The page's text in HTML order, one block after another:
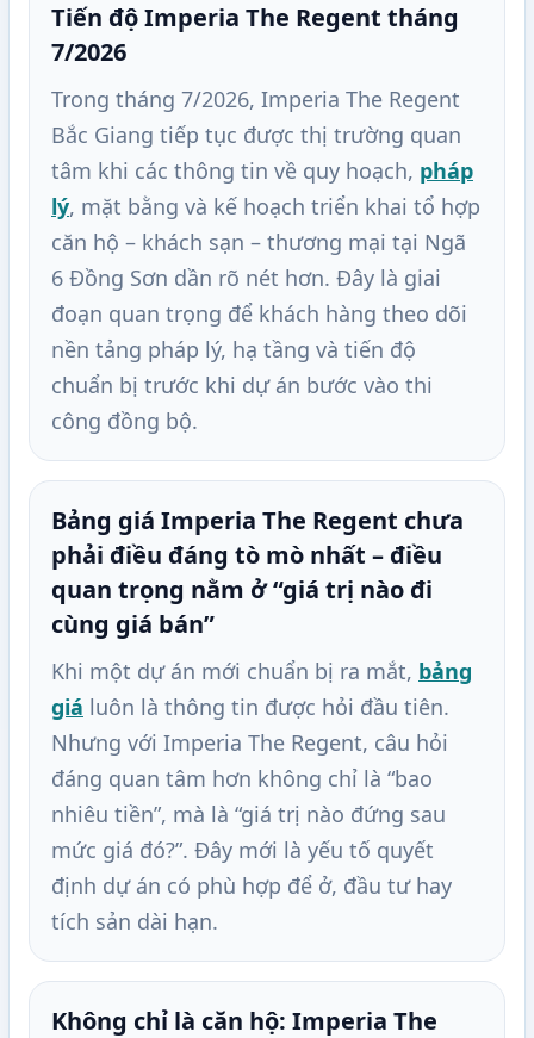
Tiến độ Imperia The Regent tháng
7/2026
Trong tháng 7/2026, Imperia The Regent
Bắc Giang tiếp tục được thị trường quan
tâm khi các thông tin về quy hoạch, pháp
lý, mặt bằng và kế hoạch triển khai tổ hợp
căn hộ – khách sạn – thương mại tại Ngã
6 Đồng Sơn dần rõ nét hơn. Đây là giai
đoạn quan trọng để khách hàng theo dõi
nền tảng pháp lý, hạ tầng và tiến độ
chuẩn bị trước khi dự án bước vào thi
công đồng bộ.
Bảng giá Imperia The Regent chưa
phải điều đáng tò mò nhất – điều
quan trọng nằm ở “giá trị nào đi
cùng giá bán”
Khi một dự án mới chuẩn bị ra mắt, bảng
giá luôn là thông tin được hỏi đầu tiên.
Nhưng với Imperia The Regent, câu hỏi
đáng quan tâm hơn không chỉ là “bao
nhiêu tiền”, mà là “giá trị nào đứng sau
mức giá đó?”. Đây mới là yếu tố quyết
định dự án có phù hợp để ở, đầu tư hay
tích sản dài hạn.
Không chỉ là căn hộ: Imperia The